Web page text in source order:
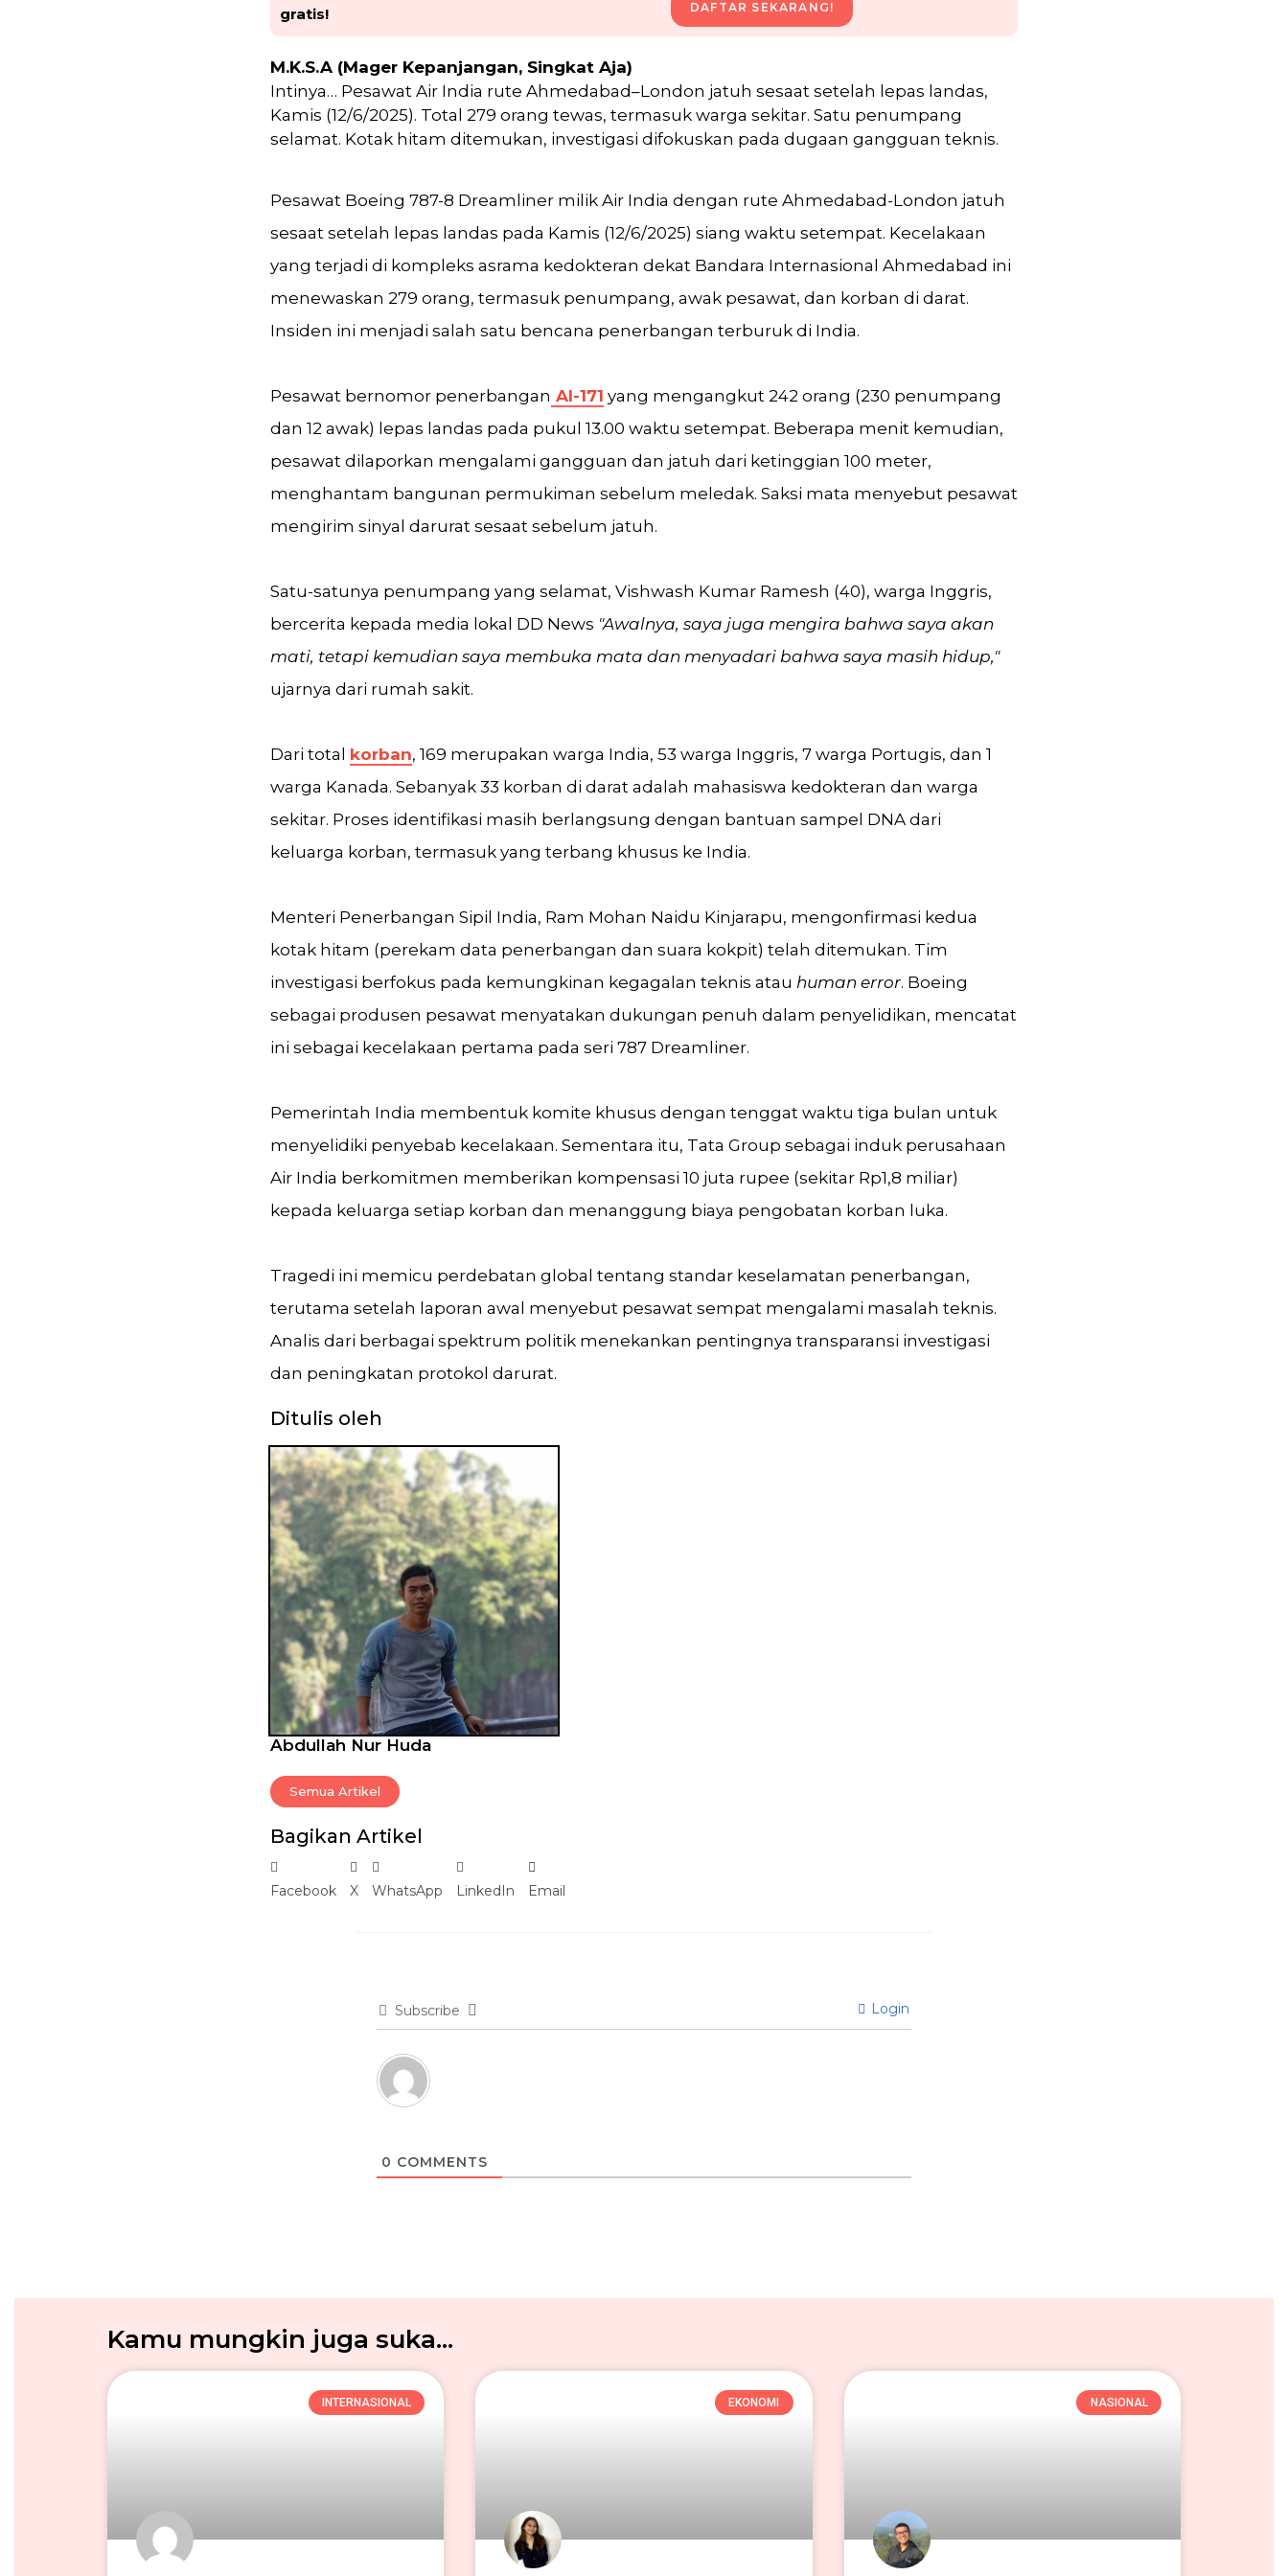
gratis! DAFTAR SEKARANG!
M.K.S.A (Mager Kepanjangan, Singkat Aja)
Intinya… Pesawat Air India rute Ahmedabad–London jatuh sesaat setelah lepas landas,
Kamis (12/6/2025). Total 279 orang tewas, termasuk warga sekitar. Satu penumpang
selamat. Kotak hitam ditemukan, investigasi difokuskan pada dugaan gangguan teknis.
Pesawat Boeing 787-8 Dreamliner milik Air India dengan rute Ahmedabad-London jatuh
sesaat setelah lepas landas pada Kamis (12/6/2025) siang waktu setempat. Kecelakaan
yang terjadi di kompleks asrama kedokteran dekat Bandara Internasional Ahmedabad ini
menewaskan 279 orang, termasuk penumpang, awak pesawat, dan korban di darat.
Insiden ini menjadi salah satu bencana penerbangan terburuk di India.
Pesawat bernomor penerbangan AI-171 yang mengangkut 242 orang (230 penumpang
dan 12 awak) lepas landas pada pukul 13.00 waktu setempat. Beberapa menit kemudian,
pesawat dilaporkan mengalami gangguan dan jatuh dari ketinggian 100 meter,
menghantam bangunan permukiman sebelum meledak. Saksi mata menyebut pesawat
mengirim sinyal darurat sesaat sebelum jatuh.
Satu-satunya penumpang yang selamat, Vishwash Kumar Ramesh (40), warga Inggris,
bercerita kepada media lokal DD News "Awalnya, saya juga mengira bahwa saya akan
mati, tetapi kemudian saya membuka mata dan menyadari bahwa saya masih hidup,"
ujarnya dari rumah sakit.
Dari total korban, 169 merupakan warga India, 53 warga Inggris, 7 warga Portugis, dan 1
warga Kanada. Sebanyak 33 korban di darat adalah mahasiswa kedokteran dan warga
sekitar. Proses identifikasi masih berlangsung dengan bantuan sampel DNA dari
keluarga korban, termasuk yang terbang khusus ke India.
Menteri Penerbangan Sipil India, Ram Mohan Naidu Kinjarapu, mengonfirmasi kedua
kotak hitam (perekam data penerbangan dan suara kokpit) telah ditemukan. Tim
investigasi berfokus pada kemungkinan kegagalan teknis atau human error. Boeing
sebagai produsen pesawat menyatakan dukungan penuh dalam penyelidikan, mencatat
ini sebagai kecelakaan pertama pada seri 787 Dreamliner.
Pemerintah India membentuk komite khusus dengan tenggat waktu tiga bulan untuk
menyelidiki penyebab kecelakaan. Sementara itu, Tata Group sebagai induk perusahaan
Air India berkomitmen memberikan kompensasi 10 juta rupee (sekitar Rp1,8 miliar)
kepada keluarga setiap korban dan menanggung biaya pengobatan korban luka.
Tragedi ini memicu perdebatan global tentang standar keselamatan penerbangan,
terutama setelah laporan awal menyebut pesawat sempat mengalami masalah teknis.
Analis dari berbagai spektrum politik menekankan pentingnya transparansi investigasi
dan peningkatan protokol darurat.
Ditulis oleh
Abdullah Nur Huda
Semua Artikel
Bagikan Artikel
Facebook X WhatsApp LinkedIn Email
Subscribe Login
0 COMMENTS
Kamu mungkin juga suka...
INTERNASIONAL EKONOMI NASIONAL